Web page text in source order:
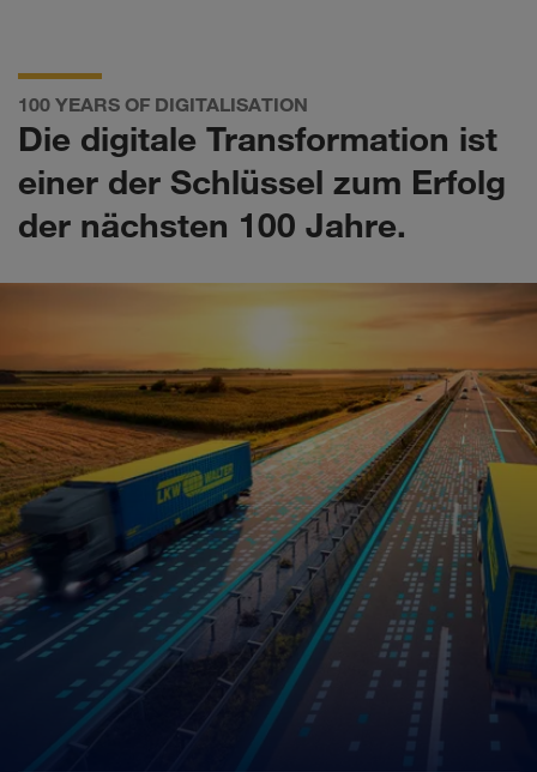
100 YEARS OF DIGITALISATION
Die digitale Transformation ist
einer der Schlüssel zum Erfolg
der nächsten 100 Jahre.